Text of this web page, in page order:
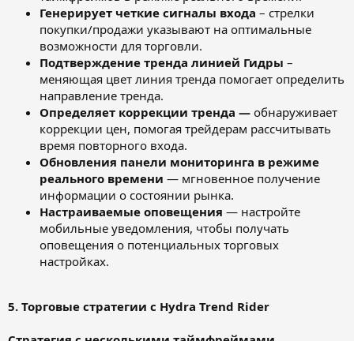
Генерирует четкие сигналы входа – стрелки
покупки/продажи указывают на оптимальные
возможности для торговли.
Подтверждение тренда линией Гидры –
меняющая цвет линия тренда помогает определить
направление тренда.
Определяет коррекции тренда — обнаруживает
коррекции цен, помогая трейдерам рассчитывать
время повторного входа.
Обновления панели мониторинга в режиме
реального времени — мгновенное получение
информации о состоянии рынка.
Настраиваемые оповещения — настройте
мобильные уведомления, чтобы получать
оповещения о потенциальных торговых
настройках.
5. Торговые стратегии с Hydra Trend Rider